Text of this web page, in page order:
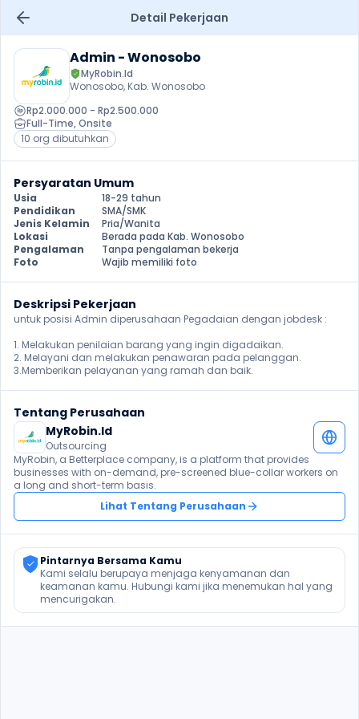
Detail Pekerjaan
Admin - Wonosobo
MyRobin.Id
Wonosobo, Kab. Wonosobo
Rp2.000.000 - Rp2.500.000
Full-Time, Onsite
10 org dibutuhkan
Persyaratan Umum
Usia
18-29 tahun
Pendidikan
SMA/SMK
Jenis Kelamin
Pria/Wanita
Lokasi
Berada pada Kab. Wonosobo
Pengalaman
Tanpa pengalaman bekerja
Foto
Wajib memiliki foto
Deskripsi Pekerjaan
untuk posisi Admin diperusahaan Pegadaian dengan jobdesk :
1. Melakukan penilaian barang yang ingin digadaikan.
2. Melayani dan melakukan penawaran pada pelanggan.
3.Memberikan pelayanan yang ramah dan baik.
Tentang Perusahaan
MyRobin.Id
Outsourcing
MyRobin, a Betterplace company, is a platform that provides
businesses with on-demand, pre-screened blue-collar workers on
a long and short-term basis.
Lihat Tentang Perusahaan
Pintarnya Bersama Kamu
Kami selalu berupaya menjaga kenyamanan dan
keamanan kamu. Hubungi kami jika menemukan hal yang
mencurigakan.